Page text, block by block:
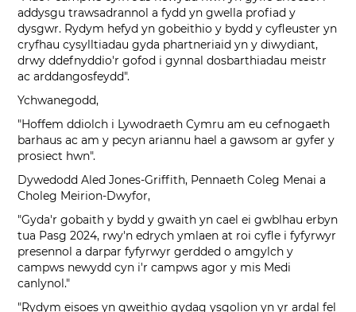
addysgu trawsadrannol a fydd yn gwella profiad y
dysgwr. Rydym hefyd yn gobeithio y bydd y cyfleuster yn
cryfhau cysylltiadau gyda phartneriaid yn y diwydiant,
drwy ddefnyddio'r gofod i gynnal dosbarthiadau meistr
ac arddangosfeydd".
Ychwanegodd,
"Hoffem ddiolch i Lywodraeth Cymru am eu cefnogaeth
barhaus ac am y pecyn ariannu hael a gawsom ar gyfer y
prosiect hwn".
Dywedodd Aled Jones-Griffith, Pennaeth Coleg Menai a
Choleg Meirion-Dwyfor,
"Gyda'r gobaith y bydd y gwaith yn cael ei gwblhau erbyn
tua Pasg 2024, rwy'n edrych ymlaen at roi cyfle i fyfyrwyr
presennol a darpar fyfyrwyr gerdded o amgylch y
campws newydd cyn i'r campws agor y mis Medi
canlynol."
"Rydym eisoes yn gweithio gydag ysgolion yn yr ardal fel